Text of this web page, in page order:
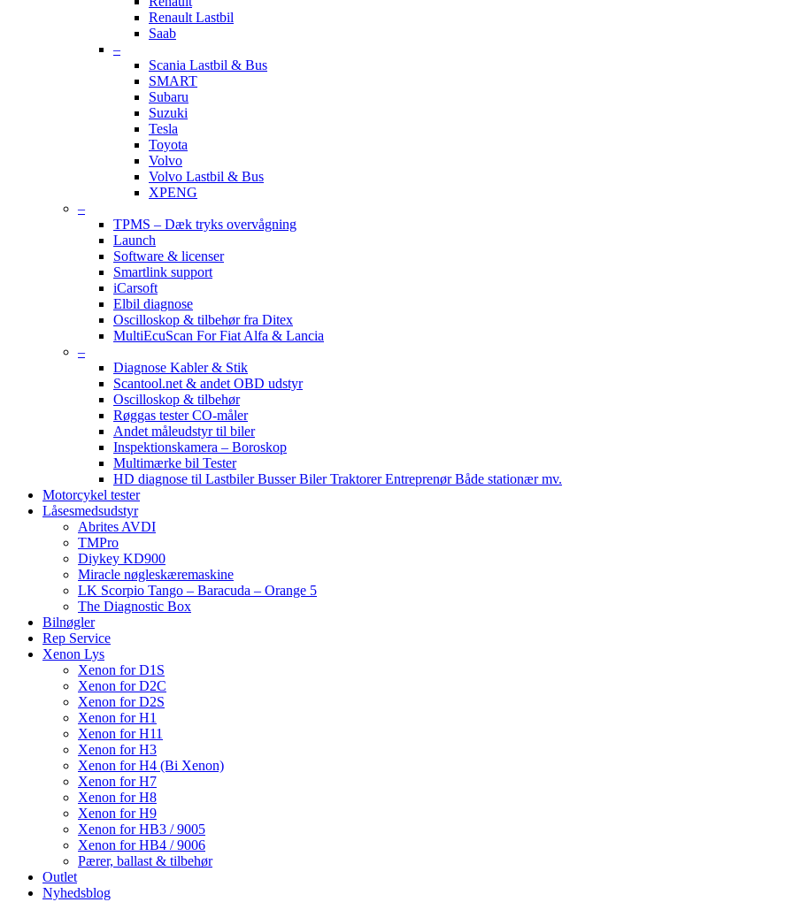
Renault Lastbil
Saab
–
Scania Lastbil & Bus
SMART
Subaru
Suzuki
Tesla
Toyota
Volvo
Volvo Lastbil & Bus
XPENG
–
TPMS – Dæk tryks overvågning
Launch
Software & licenser
Smartlink support
iCarsoft
Elbil diagnose
Oscilloskop & tilbehør fra Ditex
MultiEcuScan For Fiat Alfa & Lancia
–
Diagnose Kabler & Stik
Scantool.net & andet OBD udstyr
Oscilloskop & tilbehør
Røggas tester CO-måler
Andet måleudstyr til biler
Inspektionskamera – Boroskop
Multimærke bil Tester
HD diagnose til Lastbiler Busser Biler Traktorer Entreprenør Både stationær mv.
Motorcykel tester
Låsesmedsudstyr
Abrites AVDI
TMPro
Diykey KD900
Miracle nøgleskæremaskine
LK Scorpio Tango – Baracuda – Orange 5
The Diagnostic Box
Bilnøgler
Rep Service
Xenon Lys
Xenon for D1S
Xenon for D2C
Xenon for D2S
Xenon for H1
Xenon for H11
Xenon for H3
Xenon for H4 (Bi Xenon)
Xenon for H7
Xenon for H8
Xenon for H9
Xenon for HB3 / 9005
Xenon for HB4 / 9006
Pærer, ballast & tilbehør
Outlet
Nyhedsblog